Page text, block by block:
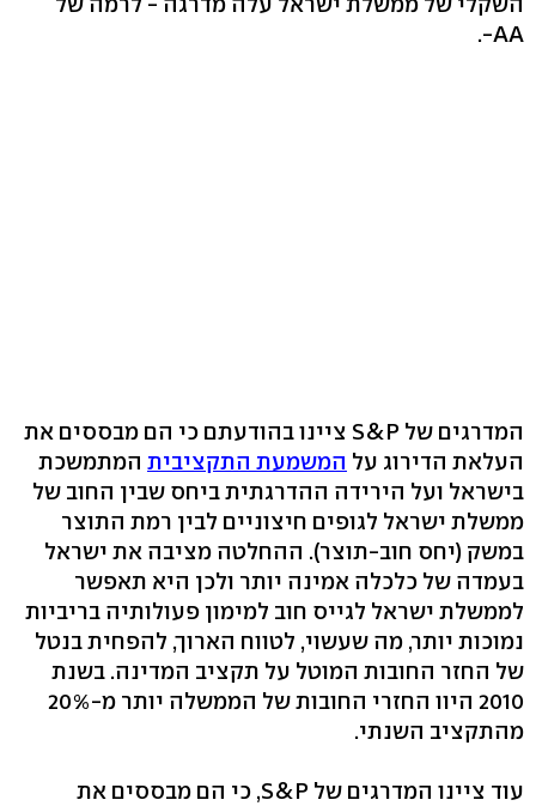
AA-.
המדרגים של S&P ציינו בהודעתם כי הם מבססים את
העלאת הדירוג על המשמעת התקציבית המתמשכת
בישראל ועל הירידה ההדרגתית ביחס שבין החוב של
ממשלת ישראל לגופים חיצוניים לבין רמת התוצר
במשק (יחס חוב-תוצר). ההחלטה מציבה את ישראל
בעמדה של כלכלה אמינה יותר ולכן היא תאפשר
לממשלת ישראל לגייס חוב למימון פעולותיה בריביות
נמוכות יותר, מה שעשוי, לטווח הארוך, להפחית בנטל
של החזר החובות המוטל על תקציב המדינה. בשנת
2010 היוו החזרי החובות של הממשלה יותר מ-20%
מהתקציב השנתי.
עוד ציינו המדרגים של S&P, כי הם מבססים את